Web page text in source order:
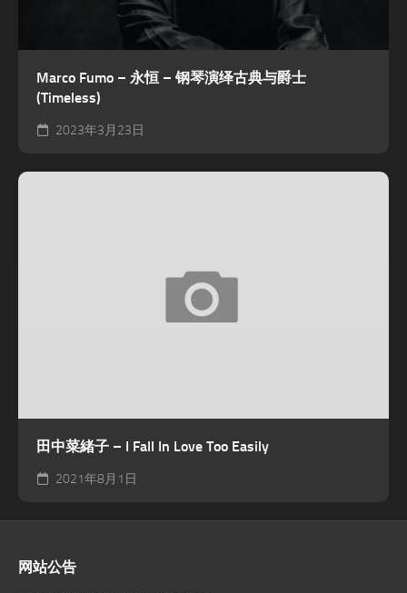
Marco Fumo – 永恒 – 钢琴演绎古典与爵士
(Timeless)
2023年3月23日
田中菜緒子 – I Fall In Love Too Easily
2021年8月1日
网站公告